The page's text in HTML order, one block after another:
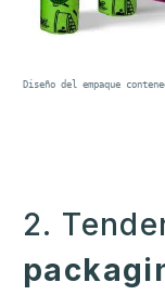
Diseño del empaque
2.